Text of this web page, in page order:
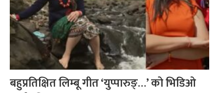
बहुप्रतिक्षित लिम्बू गीत ‘युप्पारुङ्…’ को भिडिओ